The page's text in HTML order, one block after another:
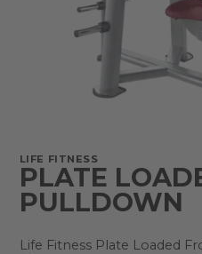
LIFE FITNESS
PLATE
PULLDOWN
Life Fitness Plate Loaded